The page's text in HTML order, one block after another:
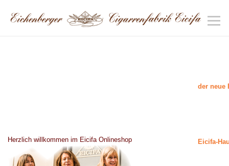
Herzlich willkommen im Eicifa Onlineshop
der neue
Eicifa-